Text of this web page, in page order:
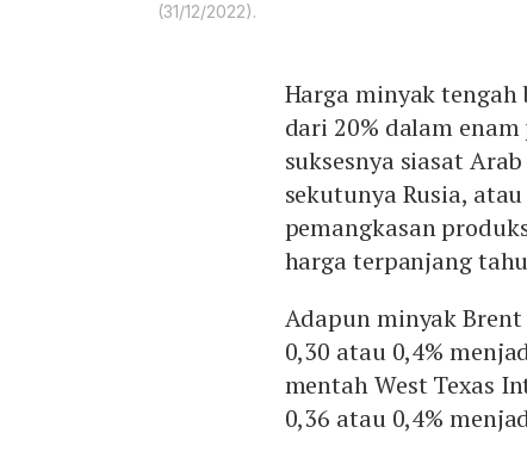
(31/12/2022).
Harga minyak
dari 20% dalam
suksesnya siasat
sekutunya Rusia,
pemangkasan
harga terpanjang
Adapun minyak
0,30 atau 0,4%
mentah West Texas
0,36 atau 0,4%